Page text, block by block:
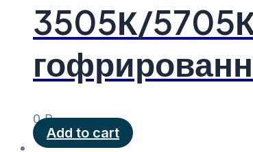
3505К/
0₽
Add to cart